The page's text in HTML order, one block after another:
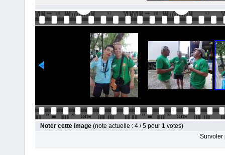
Noter cette image (note actuelle : 4 / 5 pour 1 votes)
Survoler